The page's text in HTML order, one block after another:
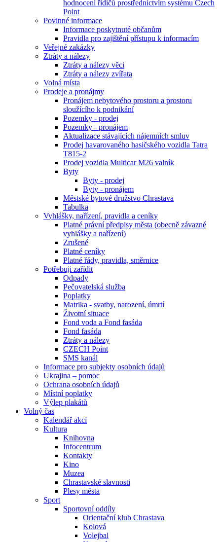
hodnocení řidičů prostřednictvím systému Czech
Point
Povinné informace
Informace poskytnuté občanům
Pravidla pro zajištění přístupu k informacím
Veřejné zakázky
Ztráty a nálezy
Ztráty a nálezy věci
Ztráty a nálezy zvířata
Volná místa
Prodeje a pronájmy
Pronájem nebytového prostoru a prostoru
sloužícího k podnikání
Pozemky - prodej
Pozemky - pronájem
Aktualizace stávajících nájemních smluv
Prodej havarovaného hasičského vozidla Tatra
T815-2
Prodej vozidla Multicar M26 valník
Byty
Byty - prodej
Byty - pronájem
Městské bytové družstvo Chrastava
Tabulka
Vyhlášky, nařízení, pravidla a ceníky
Platné právní předpisy města (obecně závazné
vyhlášky a nařízení)
Zrušené
Platné ceníky
Platné řády, pravidla, směrnice
Potřebuji zařídit
Odpady
Pečovatelská služba
Poplatky
Matrika - svatby, narození, úmrtí
Životní situace
Fond voda a Fond fasáda
Fond fasáda
Ztráty a nálezy
CZECH Point
SMS kanál
Informace pro subjekty osobních údajů
Ukrajina – pomoc
Ochrana osobních údajů
Místní poplatky
Výlep plakátů
Volný čas
Kalendář akcí
Kultura
Knihovna
Infocentrum
Kontakty
Kino
Muzea
Chrastavské slavnosti
Plesy města
Sport
Sportovní oddíly
Orientační klub Chrastava
Kolová
Volejbal